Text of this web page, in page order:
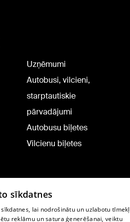
Uzņēmumi
Autobusi, vilcieni,
starptautiskie
pārvadājumi
Autobusu biļetes
Vilcienu biļetes
sīkdatnes
lai nodrošinātu un uzlabotu
reklāmu un satura ģenerēšanai, veiktu